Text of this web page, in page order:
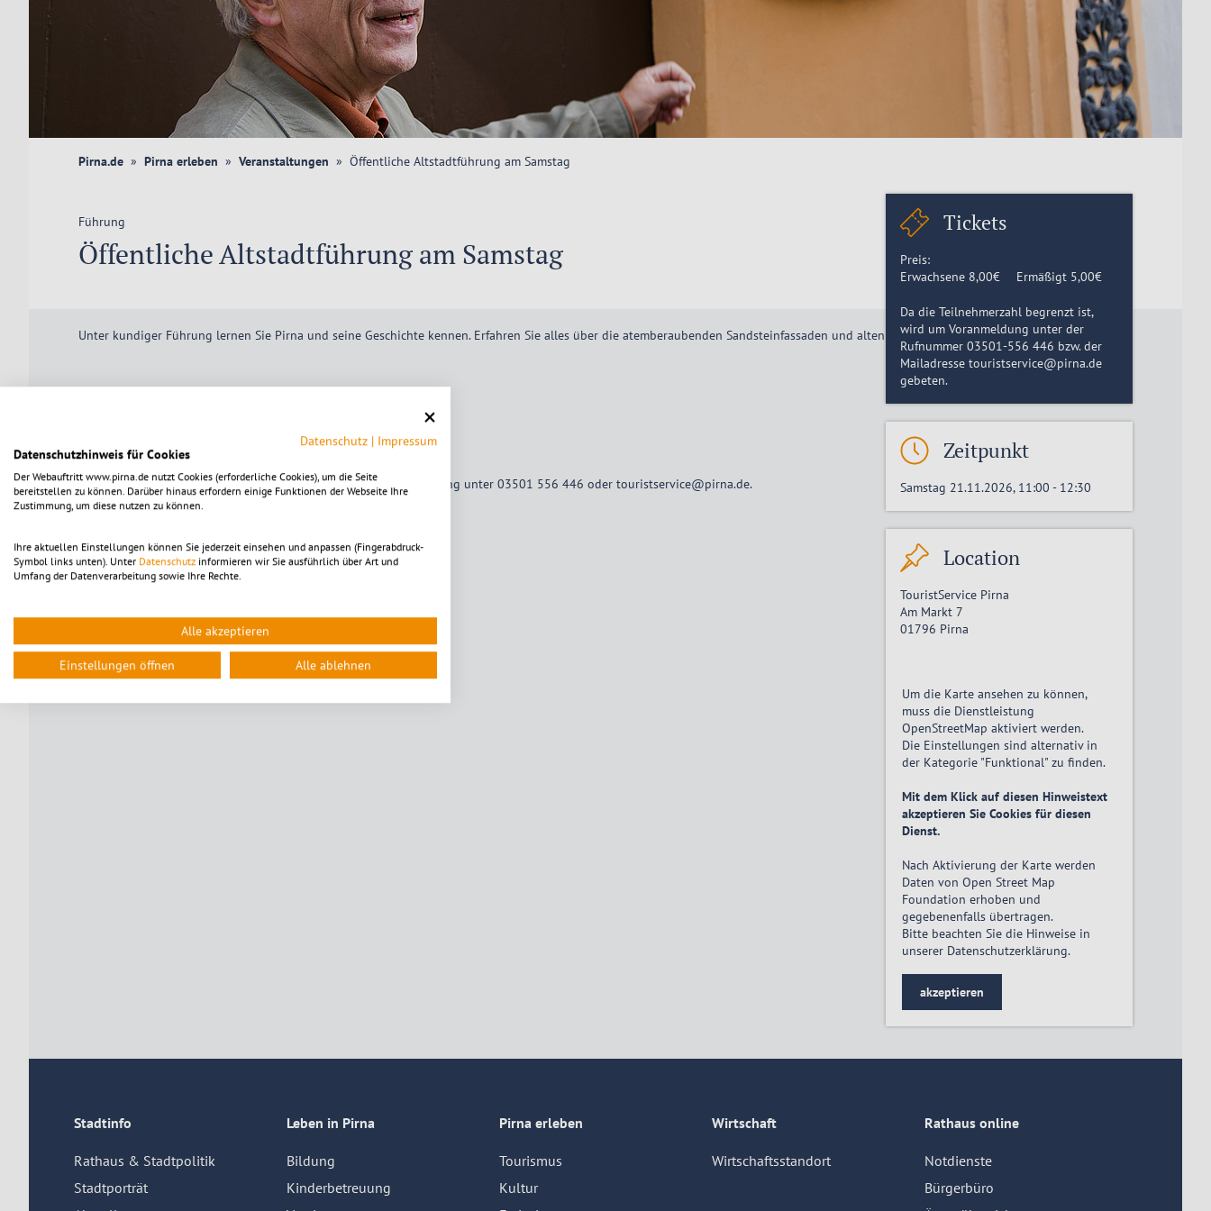
Pirna.de Pirna erleben Veranstaltungen Öffentliche Altstadtführung am Samstag
Führung
Öffentliche Altstadtführung am Samstag
Unter kundiger Führung lernen Sie Pirna und seine Geschichte kennen. Erfahren Sie alles über die atemberaubenden Sandsteinfassaden und alten Kaufmannshäuser der Pirnaer Altstadt.
Da die Teilnehmerzahl begrenzt ist, bitten wir um eine Voranmeldung unter 03501 556 446 oder touristservice@pirna.de.
Tickets
Preis:
Erwachsene 8,00€ Ermäßigt 5,00€
Da die Teilnehmerzahl begrenzt ist,
wird um Voranmeldung unter der
Rufnummer 03501-556 446 bzw. der
Mailadresse touristservice@pirna.de
gebeten.
Zeitpunkt
Samstag 21.11.2026, 11:00 - 12:30
Location
TouristService Pirna
Am Markt 7
01796 Pirna
Um die Karte ansehen zu können,
muss die Dienstleistung
OpenStreetMapaktiviert werden.
Die Einstellungen sind alternativ in
der Kategorie "Funktional" zu finden.
Mit dem Klick auf diesen Hinweistext
akzeptieren Sie Cookies für diesen
Dienst.
Nach Aktivierung der Karte werden
Daten von Open Street Map
Foundation erhoben und
gegebenenfalls übertragen.
Bitte beachten Sie die Hinweise in
unserer Datenschutzerklärung.
akzeptieren
Stadtinfo
Rathaus & Stadtpolitik
Stadtporträt
Leben in Pirna
Bildung
Kinderbetreuung
Pirna erleben
Tourismus
Kultur
Wirtschaft
Wirtschaftsstandort
Rathaus online
Notdienste
Bürgerbüro
Datenschutz | Impressum
Datenschutzhinweis für Cookies
Der Webauftritt www.pirna.de nutzt Cookies (erforderliche Cookies), um die Seite
bereitstellen zu können. Darüber hinaus erfordern einige Funktionen der Webseite Ihre
Zustimmung, um diese nutzen zu können.
Ihre aktuellen Einstellungen können Sie jederzeit einsehen und anpassen (Fingerabdruck-
Symbol links unten). Unter Datenschutz informieren wir Sie ausführlich über Art und
Umfang der Datenverarbeitung sowie Ihre Rechte.
Alle akzeptieren
Einstellungen öffnen Alle ablehnen